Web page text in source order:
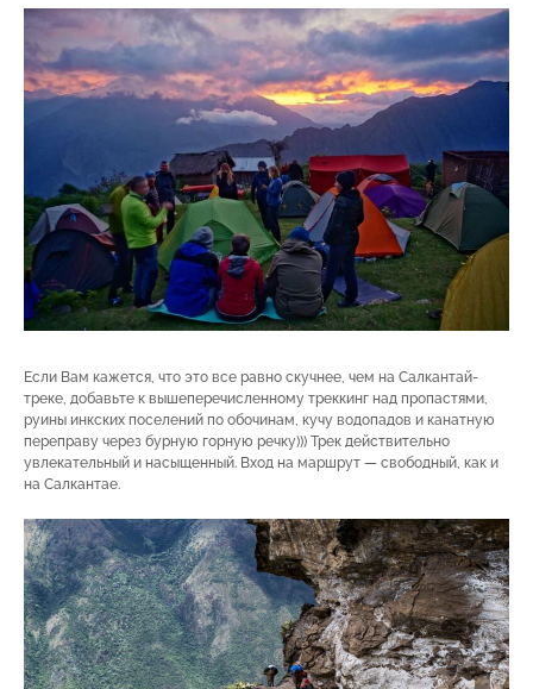
Если Вам кажется, что это все равно скучнее, чем на Салкантай-
треке, добавьте к вышеперечисленному треккинг над пропастями,
руины инкских поселений по обочинам, кучу водопадов и канатную
переправу через бурную горную речку))) Трек действительно
увлекательный и насыщенный. Вход на маршрут — свободный, как и
на Салкантае.